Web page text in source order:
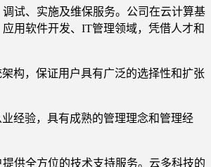
试、实施及维保服务。公司在云计算基
用软件开发、IT管理领域，凭借人才和
构，保证用户具有广泛的选择性和扩张
经验，具有成熟的管理理念和管理经
供全方位的技术支持服务。云多科技的